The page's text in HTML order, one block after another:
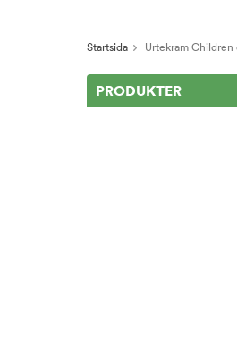
Startsida Urtekram Children
PRODUKTER